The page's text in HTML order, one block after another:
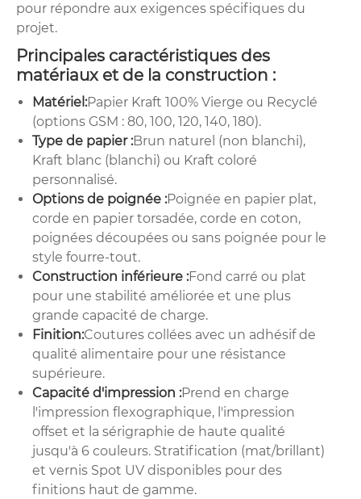
pour répondre aux exigences spécifiques du
projet.
Principales caractéristiques des
matériaux et de la construction :
Matériel:Papier Kraft 100% Vierge ou Recyclé
(options GSM : 80, 100, 120, 140, 180).
Type de papier :Brun naturel (non blanchi),
Kraft blanc (blanchi) ou Kraft coloré
personnalisé.
Options de poignée :Poignée en papier plat,
corde en papier torsadée, corde en coton,
poignées découpées ou sans poignée pour le
style fourre-tout.
Construction inférieure :Fond carré ou plat
pour une stabilité améliorée et une plus
grande capacité de charge.
Finition:Coutures collées avec un adhésif de
qualité alimentaire pour une résistance
supérieure.
Capacité d'impression :Prend en charge
l'impression flexographique, l'impression
offset et la sérigraphie de haute qualité
jusqu'à 6 couleurs. Stratification (mat/brillant)
et vernis Spot UV disponibles pour des
finitions haut de gamme.